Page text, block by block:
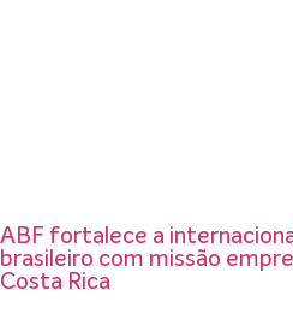
ABF fortalece a
brasileiro com missão
Costa Rica